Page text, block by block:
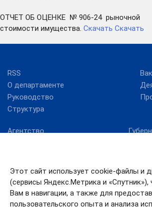
Этот сайт использует cookie-файлы и
(сервисы Яндекс.Метрика и
Вам в навигации, а также для
пользовательского опыта и анализа
ОТЧЕТ ОБ ОЦЕНКЕ № 906-24 рыночной
стоимости имущества. Скачать Скачать
RSS
О департаменте
Руководство
Структура
Агентство
области
Единый портал
государственных услуг
Работа в России